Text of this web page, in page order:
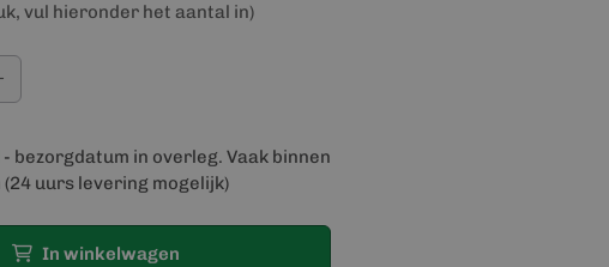
vul hieronder het aantal in)
- bezorgdatum in overleg. Vaak binnen
(24 uurs levering mogelijk)
In winkelwagen